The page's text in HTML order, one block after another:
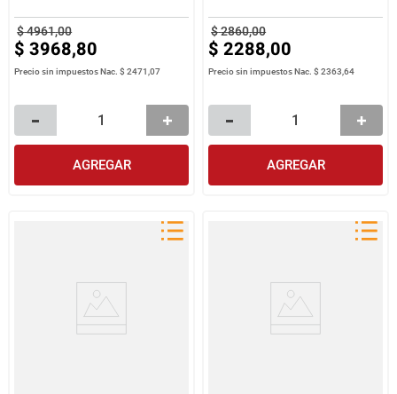
$4961,00
$ 3968,80
Precio sin impuestos Nac.$ 2471,07
AGREGAR
$2860,00
$ 2288,00
Precio sin impuestos Nac.$ 2363,64
AGREGAR